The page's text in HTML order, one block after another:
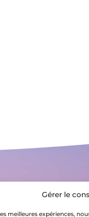
Gérer le
meilleures expériences,
S'inscrire à